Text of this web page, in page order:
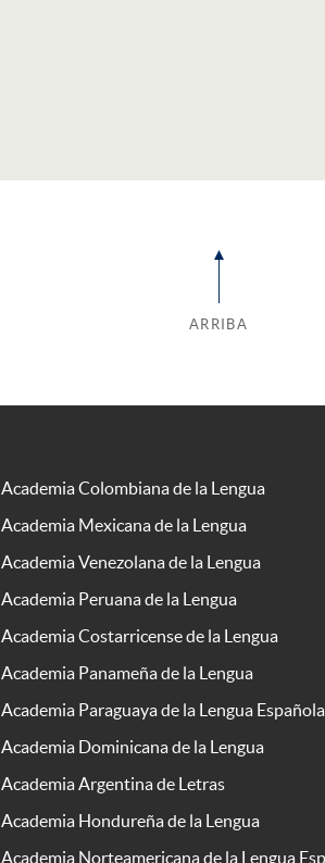
ARRIBA
Academia Colombiana de la Lengua
Academia Mexicana de la Lengua
Academia Venezolana de la Lengua
Academia Peruana de la Lengua
Academia Costarricense de la Lengua
Academia Panameña de la Lengua
Academia Paraguaya de la Lengua Española
Academia Dominicana de la Lengua
Academia Argentina de Letras
Academia Hondureña de la Lengua
Academia Norteamericana de la Lengua